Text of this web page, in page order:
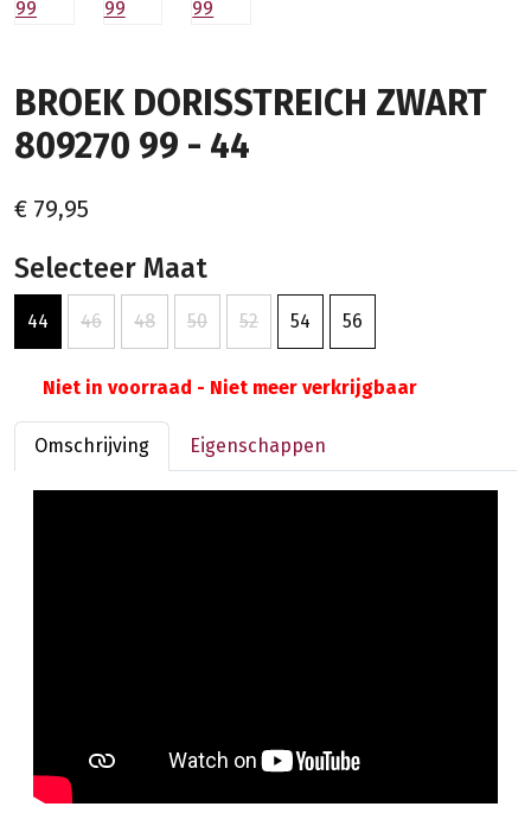
BROEK DORISSTREICH ZWART
809270 99 - 44
€ 79,95
Selecteer Maat
44 46 48 50 52 54 56
Niet in voorraad - Niet meer verkrijgbaar
Omschrijving Eigenschappen